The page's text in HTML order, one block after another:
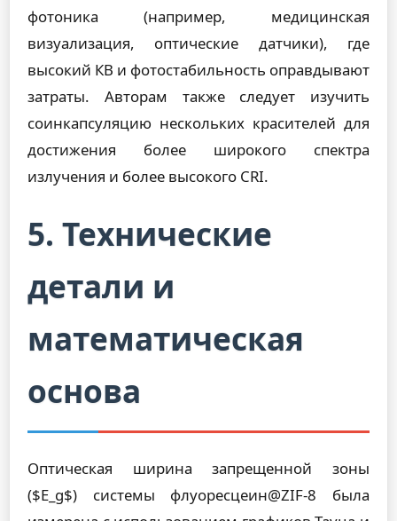
фотоника (например, медицинская
визуализация, оптические датчики), где
высокий КВ и фотостабильность оправдывают
затраты. Авторам также следует изучить
соинкапсуляцию нескольких красителей для
достижения более широкого спектра
излучения и более высокого CRI.
5. Технические
детали и
математическая
основа
Оптическая ширина запрещенной зоны
($E_g$) системы флуоресцеин@ZIF-8 была